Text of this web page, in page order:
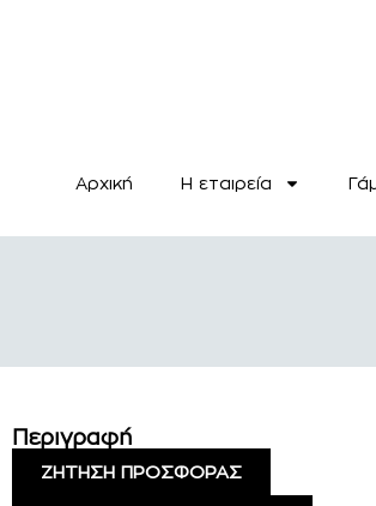
Αρχική H εταιρεία
Περιγραφή
ΖΗΤΗΣΗ ΠΡΟΣΦΟΡΑΣ